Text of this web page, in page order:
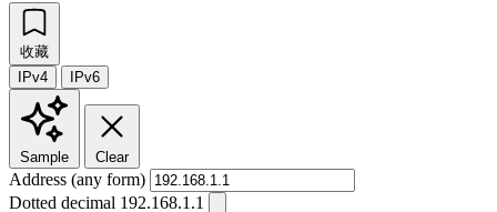
收藏
IPv4
IPv6
Sample Clear
Address (any form)
Dotted decimal 192.168.1.1